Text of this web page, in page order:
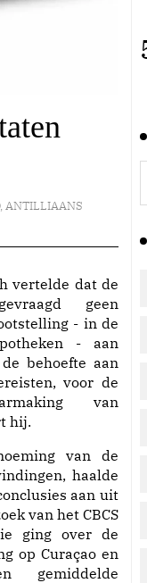
, ANTILLIAANS
vertelde dat de
geen
- in de
- aan
behoefte aan
voor de
van
hij.
van de
haalde
aan uit
van het CBCS
ging over de
op Curaçao en
gemiddelde